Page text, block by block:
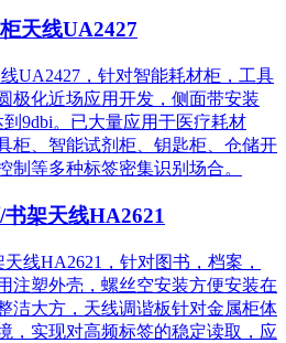
天线UA2427
UA2427，针对智能耗材柜，工具
极化近场应用开发，侧面带安装
9dbi。已大量应用于医疗耗材
柜、智能试剂柜、钥匙柜、仓储开
制等多种标签密集识别场合。
架天线HA2621
线HA2621，针对图书，档案，
注塑外壳，螺丝空安装方便安装在
洁大方，天线调谐板针对金属柜体
，实现对高频标签的稳定读取，应